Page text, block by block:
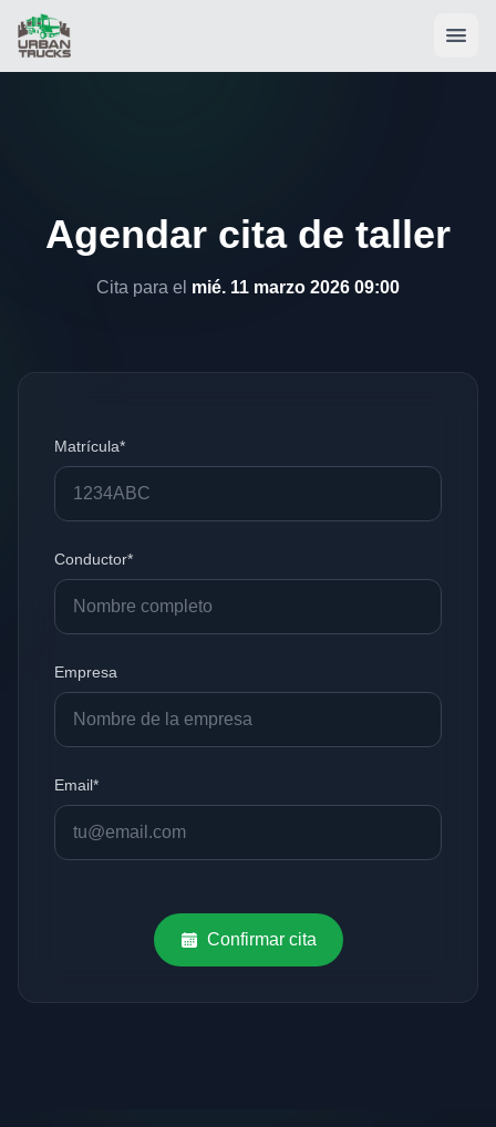
Agendar cita de taller
Cita para el mié. 11 marzo 2026 09:00
Matrícula*
Conductor*
Empresa
Email*
Confirmar cita